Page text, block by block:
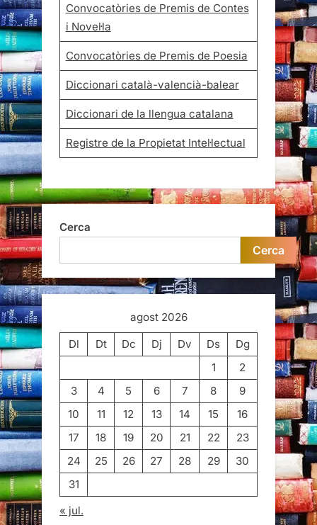
Convocatòries de Premis de Contes
i Novel·la
Convocatòries de Premis de Poesia
Diccionari català-valencià-balear
Diccionari de la llengua catalana
Registre de la Propietat Intel·lectual
Cerca
Cerca
agost 2026
Dl
Dt Dc Dj Dv Ds
Dg
1
2
3
4 5 6 7 8
9
10
11 12 13 14 15
16
17
18 19 20 21 22
23
24
25 26 27 28 29
30
31
« jul.